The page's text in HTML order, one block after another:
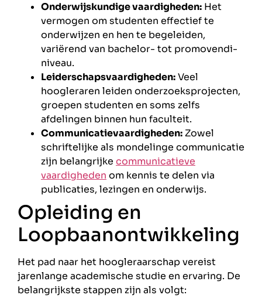
Onderwijskundige vaardigheden: Het
vermogen om studenten effectief te
onderwijzen en hen te begeleiden,
variërend van bachelor- tot promovendi-
niveau.
Leiderschapsvaardigheden:Veel
hoogleraren leiden onderzoeksprojecten,
groepen studenten en soms zelfs
afdelingen binnen hun faculteit.
Communicatievaardigheden: Zowel
schriftelijke als mondelinge communicatie
zijn belangrijke communicatieve
vaardigheden om kennis te delen via
publicaties, lezingen en onderwijs.
Opleiding en
Loopbaanontwikkeling
Het pad naar het hoogleraarschap vereist
jarenlange academische studie en ervaring. De
belangrijkste stappen zijn als volgt: